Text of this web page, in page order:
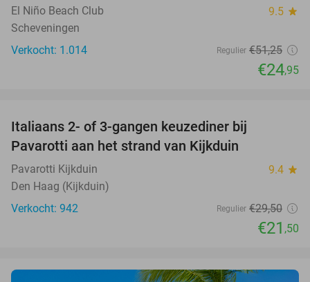
El Niño Beach Club 9.5 star
Scheveningen
Verkocht: 1.014
Regulier €51,25
€24,95
Italiaans 2- of 3-gangen keuzediner bij
Pavarotti aan het strand van Kijkduin
Pavarotti Kijkduin 9.4 star
Den Haag (Kijkduin)
Verkocht: 942
Regulier €29,50
€21 ,50